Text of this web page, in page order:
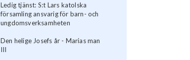
Ledig tjänst: S:t Lars katolska
församling ansvarig för barn- och
ungdomsverksamheten
Den helige Josefs år - Marias man
III